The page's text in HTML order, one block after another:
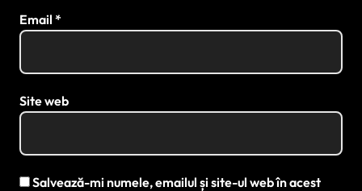
Email *
Site web
Salvează-mi numele, emailul și site-ul web în acest